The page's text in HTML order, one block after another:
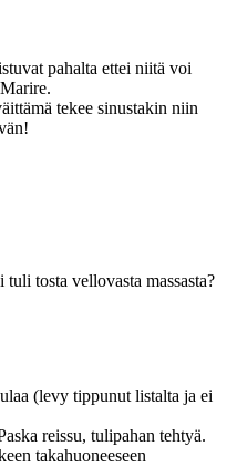
pahalta ettei niitä voi
tekee sinustakin niin
tosta vellovasta massasta?
(levy tippunut listalta ja ei
reissu, tulipahan tehtyä.
takahuoneeseen